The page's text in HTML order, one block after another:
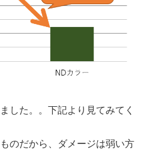
した。。下記より見てみてく
のだから、ダメージは弱い方